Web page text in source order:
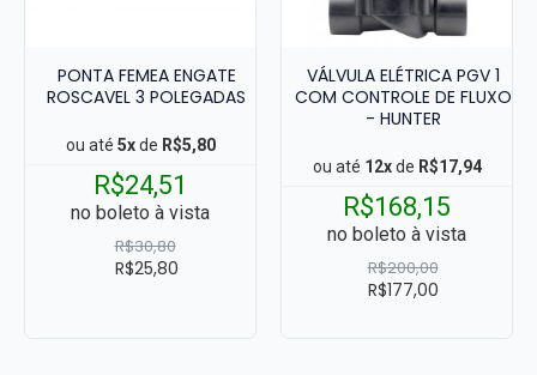
PONTA FEMEA ENGATE
ROSCAVEL 3 POLEGADAS
ou até 5xde R$5,80
R$24,51
no boleto à vista
R$25,80
R$30,80
VÁLVULA ELÉTRICA PGV 1
COM CONTROLE DE FLUXO
- HUNTER
ou até 12xde R$17,94
R$168,15
no boleto à vista
R$177,00
R$200,00